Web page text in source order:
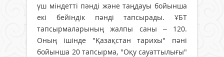
үш міндетті пәнді және таңдауы бойынша
екі бейіндік пәнді тапсырады. ҰБТ
тапсырмаларының жалпы саны – 120.
Оның ішінде "Қазақстан тарихы" пәні
бойынша 20 тапсырма, "Оқу сауаттылығы"